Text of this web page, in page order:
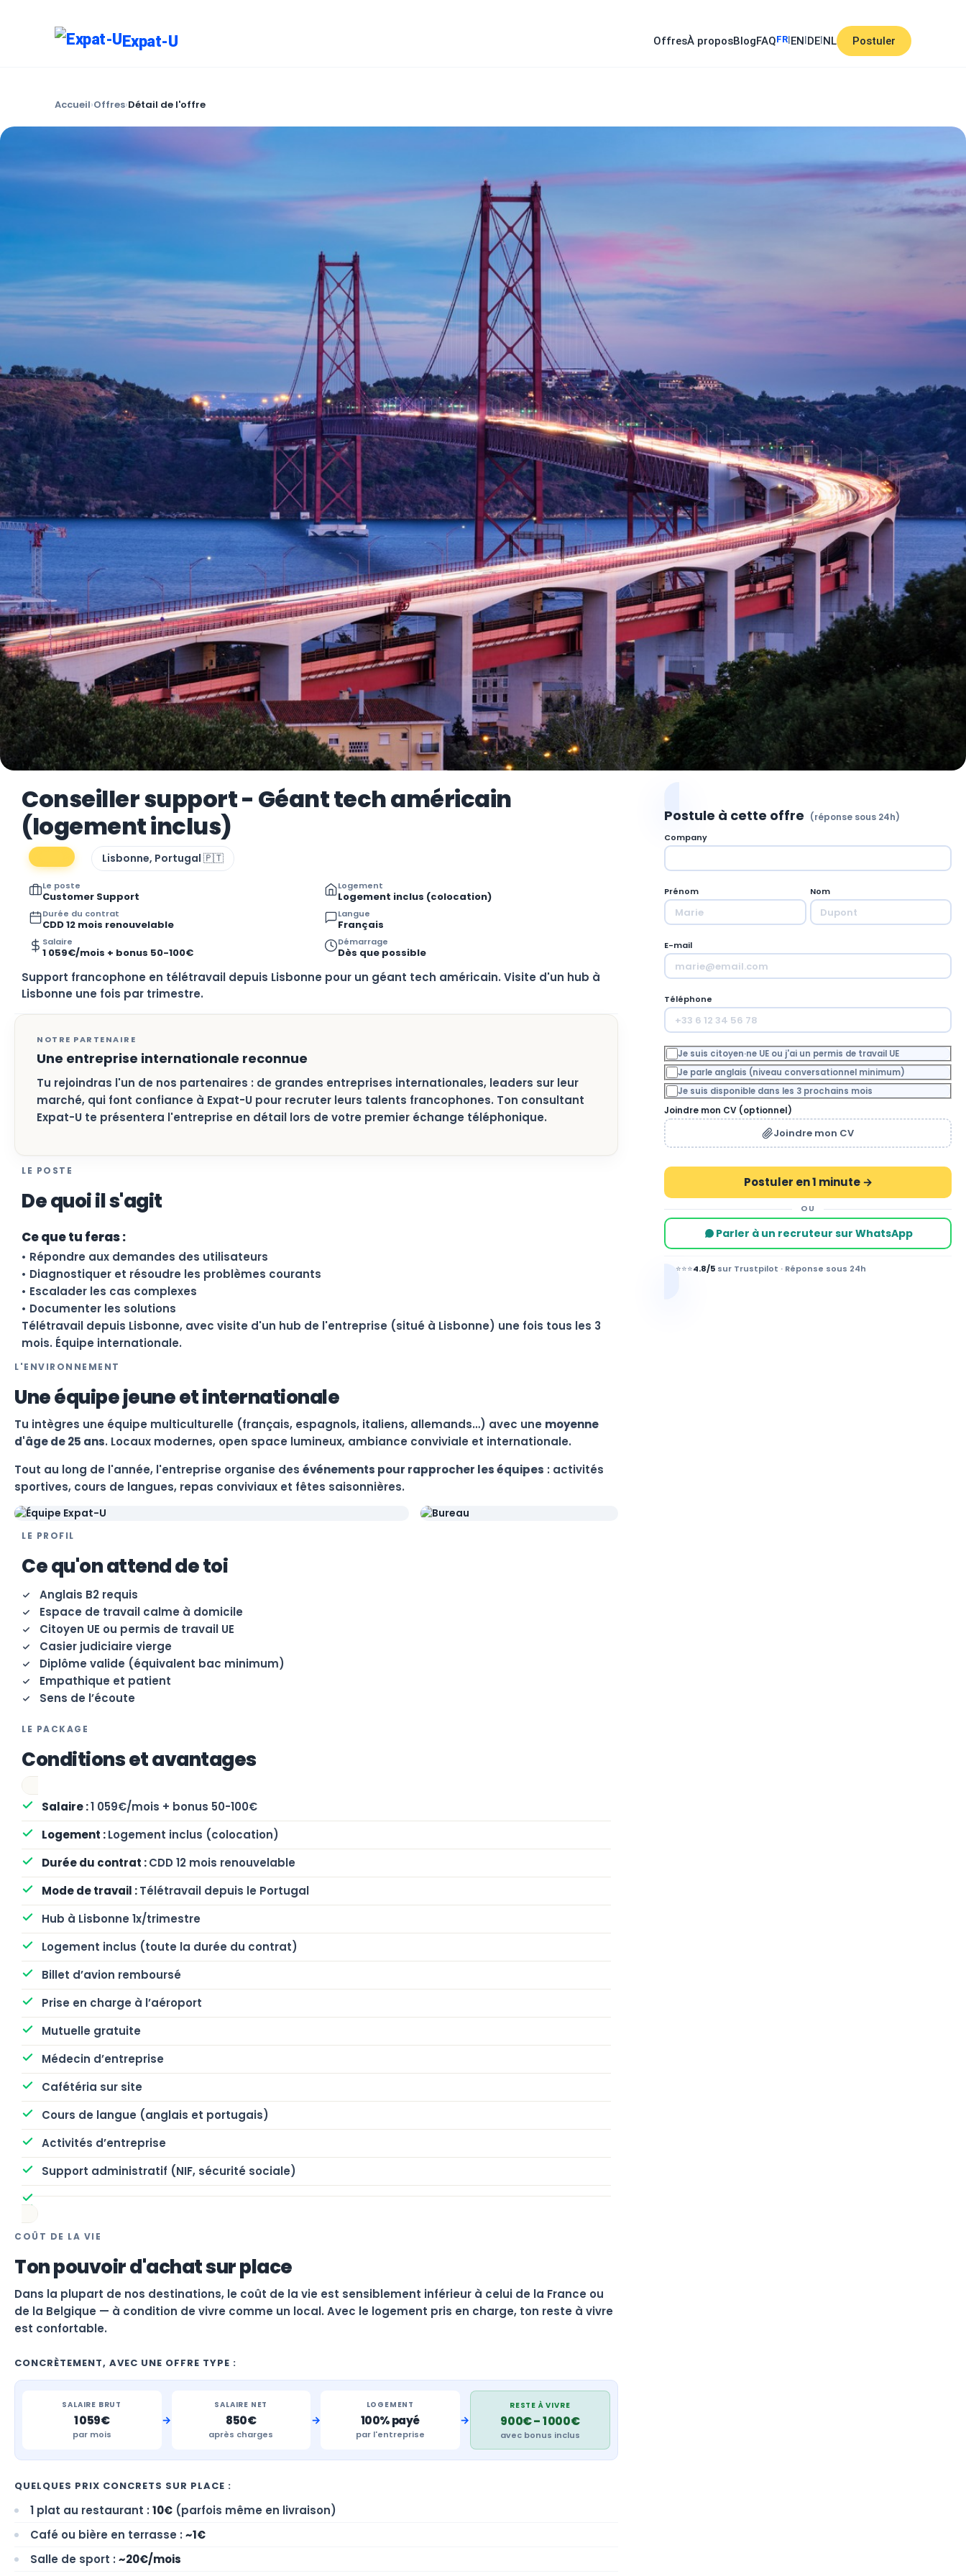
Expat-U OffresÀ proposBlogFAQFR|EN|DE|NL Postuler
Accueil›Offres›Détail de l'offre
Conseiller support - Géant tech américain
(logement inclus)
Lisbonne, Portugal 🇵🇹
Le poste
Customer Support
Logement
Logement inclus (colocation)
Durée du contrat
CDD 12 mois renouvelable
Langue
Français
Salaire
1 059€/mois + bonus 50-100€
Démarrage
Dès que possible
Support francophone en télétravail depuis Lisbonne pour un géant tech américain. Visite d'un hub à
Lisbonne une fois par trimestre.
NOTRE PARTENAIRE
Une entreprise internationale reconnue
Tu rejoindras l'un de nos partenaires : de grandes entreprises internationales, leaders sur leur
marché, qui font confiance à Expat-U pour recruter leurs talents francophones. Ton consultant
Expat-U te présentera l'entreprise en détail lors de votre premier échange téléphonique.
LE POSTE
De quoi il s'agit
Ce que tu feras :
• Répondre aux demandes des utilisateurs
• Diagnostiquer et résoudre les problèmes courants
• Escalader les cas complexes
• Documenter les solutions
Télétravail depuis Lisbonne, avec visite d'un hub de l'entreprise (situé à Lisbonne) une fois tous les 3
mois. Équipe internationale.
L'ENVIRONNEMENT
Une équipe jeune et internationale
Tu intègres une équipe multiculturelle (français, espagnols, italiens, allemands…) avec une moyenne
d'âge de 25 ans. Locaux modernes, open space lumineux, ambiance conviviale et internationale.
Tout au long de l'année, l'entreprise organise des événements pour rapprocher les équipes : activités
sportives, cours de langues, repas conviviaux et fêtes saisonnières.
LE PROFIL
Ce qu'on attend de toi
Anglais B2 requis
Espace de travail calme à domicile
Citoyen UE ou permis de travail UE
Casier judiciaire vierge
Diplôme valide (équivalent bac minimum)
Empathique et patient
Sens de l’écoute
LE PACKAGE
Conditions et avantages
1 059€/mois + bonus 50-100€
Logement inclus (colocation)
CDD 12 mois renouvelable
Télétravail depuis le Portugal
Hub à Lisbonne 1x/trimestre
Logement inclus (toute la durée du contrat)
Billet d’avion remboursé
Prise en charge à l’aéroport
Mutuelle gratuite
Médecin d’entreprise
Cafétéria sur site
Cours de langue (anglais et portugais)
Activités d’entreprise
Support administratif (NIF, sécurité sociale)
COÛT DE LA VIE
Ton pouvoir d'achat sur place
Dans la plupart de nos destinations, le coût de la vie est sensiblement inférieur à celui de la France ou
de la Belgique — à condition de vivre comme un local. Avec le logement pris en charge, ton reste à vivre
est confortable.
CONCRÈTEMENT, AVEC UNE OFFRE TYPE :
SALAIRE BRUT
1 059€
par mois
→
SALAIRE NET
850€
après charges
→
LOGEMENT
100% payé
par l'entreprise
→
RESTE À VIVRE
900€ – 1 000€
avec bonus inclus
QUELQUES PRIX CONCRETS SUR PLACE :
1 plat au restaurant : 10€ (parfois même en livraison)
Café ou bière en terrasse : ~1€
Salle de sport : ~20€/mois
Postule à cette offre (réponse sous 24h)
Company
Prénom Nom
E-mail
Téléphone
Je suis citoyen·ne UE ou j'ai un permis de travail UE
Je parle anglais (niveau conversationnel minimum)
Je suis disponible dans les 3 prochains mois
Joindre mon CV (optionnel)
Joindre mon CV
OU
Parler à un recruteur sur WhatsApp
⭐⭐⭐⭐⭐4.8/5 sur Trustpilot · Réponse sous 24h